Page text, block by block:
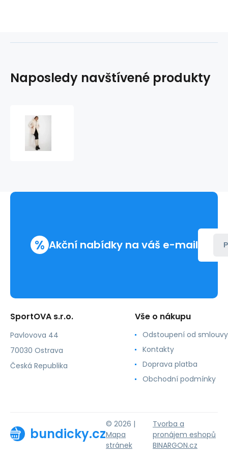
Naposledy navštívené produkty
-
% Akční nabídky na váš e-mail
SportOVA s.r.o.
Pavlovova 44
70030 Ostrava
Česká Republika
Vše o nákupu
Odstoupení od smlouvy
Kontakty
Doprava platba
Obchodní podmínky
bundicky.cz
© 2026 |
Mapa
stránek
Tvorba a
pronájem eshopů
BINARGON.cz